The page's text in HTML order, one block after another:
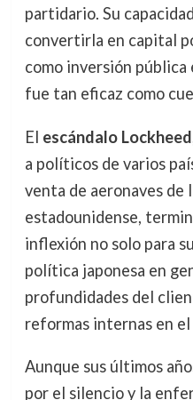
partidario. Su
convertirla en capital
como inversión pública
fue tan eficaz como
El escándalo Lockheed
a políticos de varios
venta de aeronaves de
estadounidense,
inflexión no solo para
política japonesa en
profundidades del
reformas internas en el
Aunque sus últimos
por el silencio y la